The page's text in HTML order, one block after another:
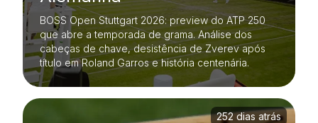
BOSS Open Stuttgart 2026: preview do ATP 250
que abre a temporada de grama. Análise dos
cabeças de chave, desistência de Zverev após
título em Roland Garros e história centenária.
252 dias atrás